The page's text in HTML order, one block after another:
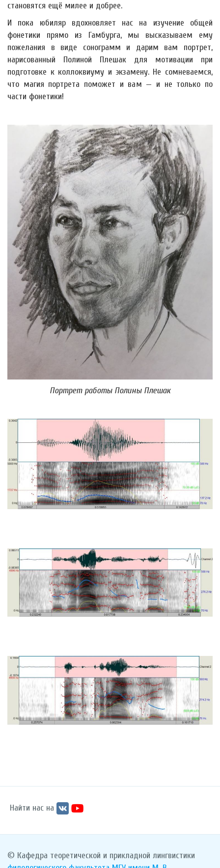
становятся ещё милее и добрее.
И пока юбиляр вдохновляет нас на изучение общей
фонетики прямо из Гамбурга, мы высказываем ему
пожелания в виде сонограмм и дарим вам портрет,
нарисованный Полиной Плешак для мотивации при
подготовке к коллоквиуму и экзамену. Не сомневаемся,
что магия портрета поможет и вам — и не только по
части фонетики!
Портрет работы Полины Плешак
Найти нас на
© Кафедра теоретической и прикладной лингвистики